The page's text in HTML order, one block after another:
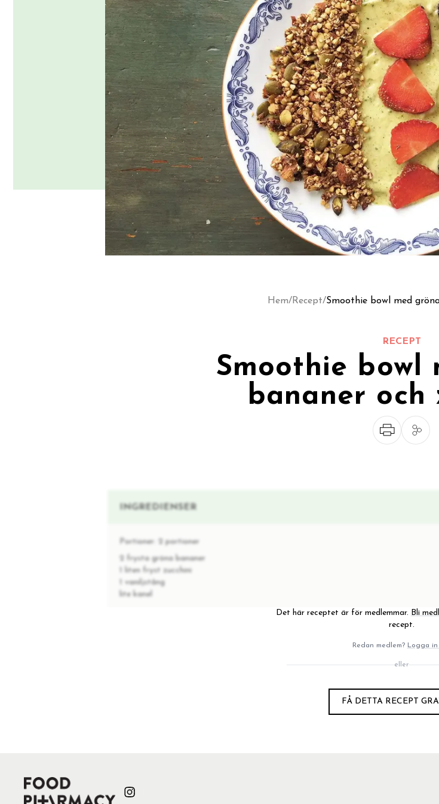
Hem/Recept/Smoothie bowl med
RECEPT
Smoothie bowl
bananer och
INGREDIENSER
Portioner:
2 portioner
2 frysta gröna bananer
1 liten fryst zucchini
1 vaniljstång
lite kanel
Lägg dem i mixern tillsammans med vaniljen och kanelen.
5
Det här receptet är för medlemmar. Bli
recept.
Redan medlem? Logga in
eller
FÅ DETTA RECEPT